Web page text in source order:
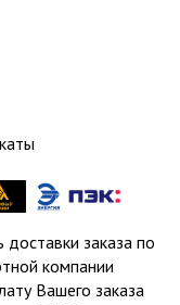
заказа по
компании
Вашего заказа